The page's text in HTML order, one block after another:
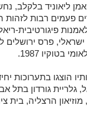
ליאוניד בלקלב,
פעמים רבות לזהות
בטוקיו 1987.
הוצגו בתערוכות
גלריית גורדון בתל
מוזיאון הרצליה, בית